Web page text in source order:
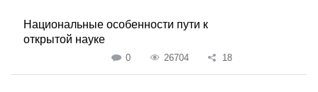
Национальные особенности пути к
открытой науке
0 26704 18